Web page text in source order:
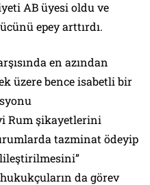
AB üyesi oldu ve
epey arttırdı.
en azından
üzere bence isabetli bir
Rum şikayetlerini
tazminat ödeyip
hukukçuların da görev